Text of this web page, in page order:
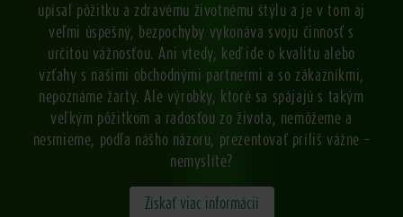
upísal pôžitku a zdravému životnému štýlu a je v tom aj
veľmi úspešný, bezpochyby vykonáva svoju činnosť s
určitou vážnosťou. Ani vtedy, keď ide o kvalitu alebo
vzťahy s našimi obchodnými partnermi a so zákazníkmi,
nepoznáme žarty. Ale výrobky, ktoré sa spájajú s takým
veľkým pôžitkom a radosťou zo života, nemôžeme a
nesmieme, podľa nášho názoru, prezentovať príliš vážne –
nemyslíte?
Získať viac informácií